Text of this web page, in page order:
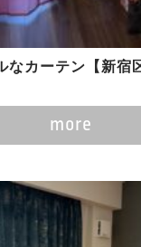
なカーテン【新宿
more